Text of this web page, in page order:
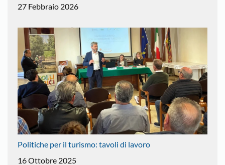
27 Febbraio 2026
Politiche per il turismo: tavoli di lavoro
16 Ottobre 2025